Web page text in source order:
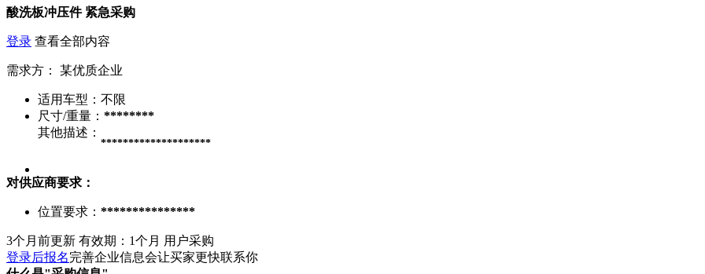
酸洗板冲压件 紧急采购
登录 查看全部内容
需求方： 某优质企业
适用车型： 不限
尺寸/重量： ********
其他描述：
********************
对供应商要求：
位置要求： ***************
3个月前更新 有效期：1个月 用户采购
登录后报名完善企业信息会让买家更快联系你